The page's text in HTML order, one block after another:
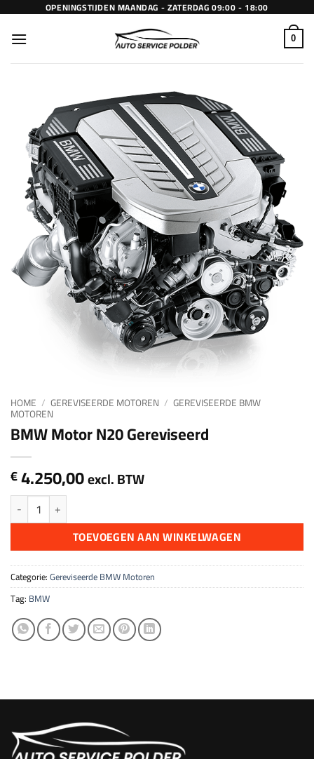
inhoud
OPENINGSTIJDEN MAANDAG - ZATERDAG 09:00 - 18:00
0
HOME / GEREVISEERDE MOTOREN / GEREVISEERDE BMW
MOTOREN
BMW Motor N20 Gereviseerd
€4.250,00excl. BTW
BMW Motor N20 Gereviseerd aantal
TOEVOEGEN AAN WINKELWAGEN
Categorie:Gereviseerde BMW Motoren
Tag: BMW